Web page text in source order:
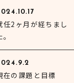
任2ヶ月が経ちまし
在の課題と目標